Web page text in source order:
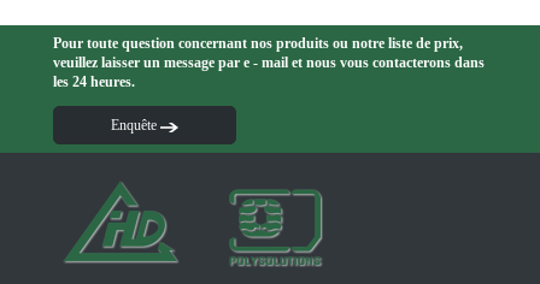
Pour toute question concernant nos produits ou notre liste de prix,
veuillez laisser un message par e - mail et nous vous contacterons dans
les 24 heures.
Enquête